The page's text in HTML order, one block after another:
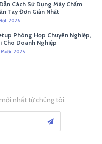
Cách Sử Dụng Máy Chấm
Tay Đơn Giản Nhất
2026
Phòng Họp Chuyên Nghiệp,
Cho Doanh Nghiệp
2025
nhất từ chúng tôi.